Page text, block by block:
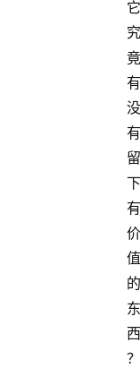
它
究
竟
有
没
有
留
下
有
价
值
的
东
西
？